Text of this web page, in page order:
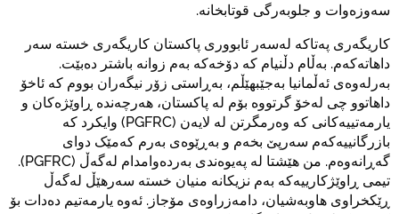
سەوزەوات و جلوبەرگی قوتابخانە.
کاریگەری پەتاکە لەسەر ئابووری پاکستان کاریگەری خستە سەر
داهاتەکەم. بەڵام دڵنیام کە دۆخەکە بەم زوانە باشتر دەبێت.
بەرلەوەی ئەڵمانیا بەجێبهێڵم، بەڕاستی زۆر نیگەران بووم کە ئاخۆ
داهاتوو چی لەخۆ گرتووە بۆم لە پاکستان، هەرچەندە ڕاوێژەکان و
یارمەتییەکانی کە وەرمگرتن لە لایەن (PGFRC) وایکرد کە
بازرگانییەکەم سەرپێ بخەم و بەڕێوەی بەرم کەمێک دوای
گەڕانەوەم. من هێشتا لە پەیوەندی بەردەوامدام لەگەڵ (PGFRC).
تیمی ڕاوێژکارییەکە بەم نزیکانە منیان خستە سەرهێڵ لەگەڵ
ڕێکخراوی هاوبەشیان، دامەزراوەی مۆجاز. ئەوە یارمەتیم دەدات بۆ